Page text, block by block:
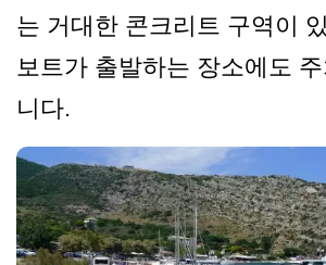
는 거대한 콘크리트 구역이
보트가 출발하는 장소에도
니다.